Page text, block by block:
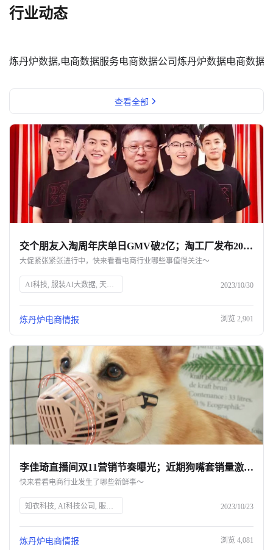
行业动态
炼丹炉数据,电商数据服务电商数据公司炼丹炉数据电商数据
查看全部
交个朋友入淘周年庆单日GMV破2亿；淘工厂发布2023年度“国民宝贝”｜一周热点
大促紧张紧张进行中，快来看看电商行业哪些事值得关注～
AI科技, 服装AI大数据, 天猫双11, 店播, 淘工厂, 国民宝贝, 抖音商城, GMV, 京东双11, 成交订单量, 知衣科技, 直播电商, 品牌直播, 电商平台, 双11大促 2023/10/30
炼丹炉电商情报 浏览 2,901
李佳琦直播间双11营销节奏曝光；近期狗嘴套销量激增｜一周热点
快来看看电商行业发生了哪些新鲜事～
知衣科技, AI科技公司, 服装AI大数据, 双11, 天猫开店潮, 新商家入驻, 淘宝百亿补贴, 京东延迟发货, 抖音商城好物节, 李佳琦直播间, 章小蕙带货, 欧莱雅停产DECLOR, 阿奇霉素需求, 狗嘴套销量, 武汉二厂汽水上市 2023/10/23
炼丹炉电商情报 浏览 4,081